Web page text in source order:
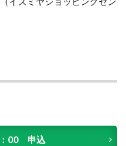
00 申込